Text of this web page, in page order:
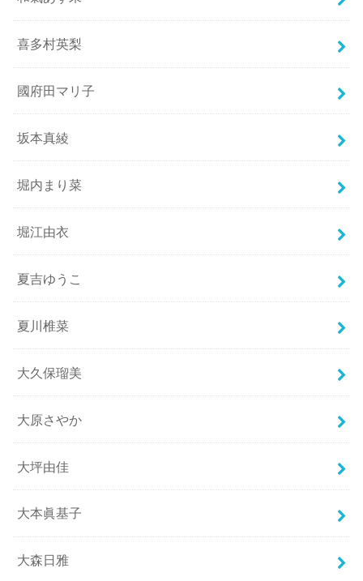
喜多村英梨
國府田マリ子
坂本真綾
堀内まり菜
堀江由衣
夏吉ゆうこ
夏川椎菜
大久保瑠美
大原さやか
大坪由佳
大本眞基子
大森日雅